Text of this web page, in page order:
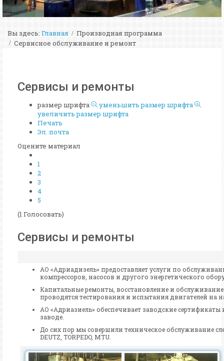
Вы здесь: Главная
Производная программа
Сервисное обслуживание и ремонт
Сервисы и ремонты
размер шрифта
уменьшить размер шрифта
увеличить размер шрифта
Печать
Эл. почта
Оцените материал
1
2
3
4
5
(1 Голосовать)
Сервисы и ремонты
АО «Aдриадизель» предоставляет услуги по
компрессоров, насосов и другого энергетического
Капитальные ремонты, восстановление и
проводятся тестирования и испытания двигателей на
АО «Адриазиель» обеспечивает заводские
заводе.
До сих пор мы совершили техническое обслуживание
DEUTZ, TORPEDO, MTU.